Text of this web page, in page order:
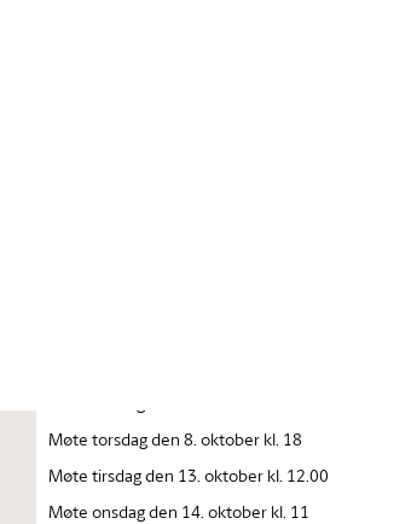
Møte torsdag den 8. oktober kl. 18
Møte tirsdag den 13. oktober kl. 12.00
Møte onsdag den 14. oktober kl. 11